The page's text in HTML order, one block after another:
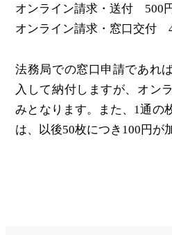
オンライン請求・送付 500
オンライン請求・窓口交付
法務局での窓口申請であれ
入して納付しますが、オン
みとなります。また、1通の
は、以後50枚につき100円が